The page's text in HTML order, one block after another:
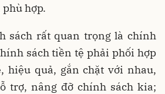
hợp.
sách rất quan trọng là chính
sách tiền tệ phải phối hợp
hiệu quả, gắn chặt với nhau,
trợ, nâng đỡ chính sách kia;